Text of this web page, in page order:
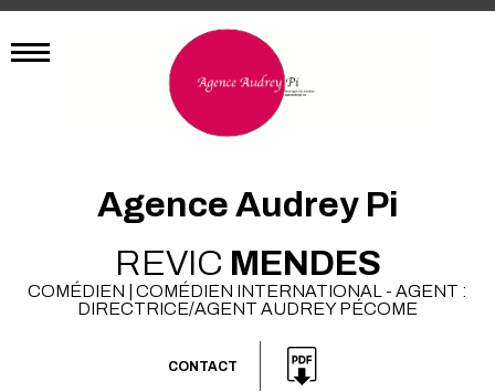
Agence Audrey Pi
REVIC MENDES
COMÉDIEN | COMÉDIEN INTERNATIONAL - AGENT :
DIRECTRICE/AGENT AUDREY PÉCOME
CONTACT